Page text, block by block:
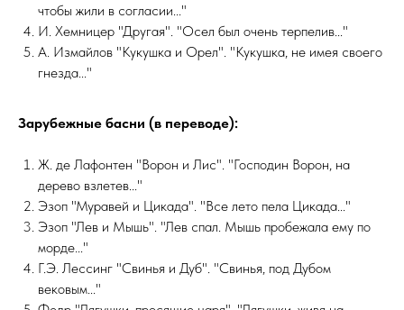
чтобы жили в согласии..."
И. Хемницер "Другая". "Осел был очень терпелив..."
А. Измайлов "Кукушка и Орел". "Кукушка, не имея своего
гнезда..."
Зарубежные басни (в переводе):
Ж. де Лафонтен "Ворон и Лис". "Господин Ворон, на
дерево взлетев..."
Эзоп "Муравей и Цикада". "Все лето пела Цикада..."
Эзоп "Лев и Мышь". "Лев спал. Мышь пробежала ему по
морде..."
Г.Э. Лессинг "Свинья и Дуб". "Свинья, под Дубом
вековым..."